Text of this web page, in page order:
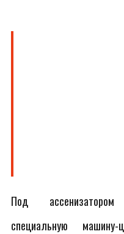
Под ассенизатором
специальную машину-